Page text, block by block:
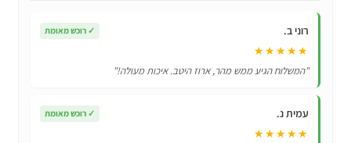
רוני ב. ✓ רוכש מאומת
★★★★★
"המשלוח הגיע ממש מהר, ארוז היטב. איכות מעולה!"
עמית נ. ✓ רוכש מאומת
★★★★★